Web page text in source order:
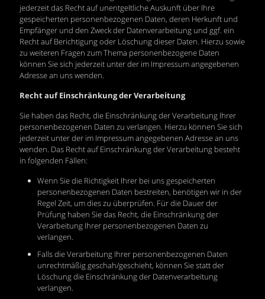
jederzeit das Recht auf unentgeltliche Auskunft über Ihre
gespeicherten personenbezogenen Daten, deren Herkunft und
Empfänger und den Zweck der Datenverarbeitung und ggf. ein
Recht auf Berichtigung oder Löschung dieser Daten. Hierzu sowie
zu weiteren Fragen zum Thema personenbezogene Daten
können Sie sich jederzeit unter der im Impressum angegebenen
Adresse an uns wenden.
Recht auf Einschränkung der Verarbeitung
Sie haben das Recht, die Einschränkung der Verarbeitung Ihrer
personenbezogenen Daten zu verlangen. Hierzu können Sie sich
jederzeit unter der im Impressum angegebenen Adresse an uns
wenden. Das Recht auf Einschränkung der Verarbeitung besteht
in folgenden Fällen:
Wenn Sie die Richtigkeit Ihrer bei uns gespeicherten
personenbezogenen Daten bestreiten, benötigen wir in der
Regel Zeit, um dies zu überprüfen. Für die Dauer der
Prüfung haben Sie das Recht, die Einschränkung der
Verarbeitung Ihrer personenbezogenen Daten zu
verlangen.
Falls die Verarbeitung Ihrer personenbezogenen Daten
unrechtmäßig geschah/geschieht, können Sie statt der
Löschung die Einschränkung der Datenverarbeitung
verlangen.